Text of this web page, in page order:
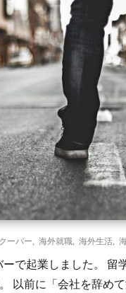
ーバー 海外就職 海外生活
で起業しました。 留
以前に「会社を辞め